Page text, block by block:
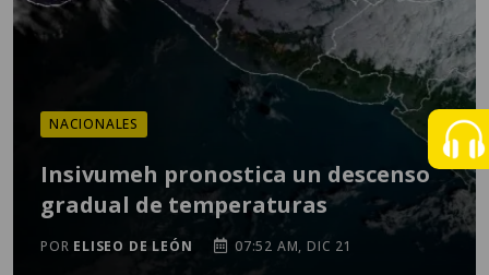
NACIONALES
Insivumeh pronostica un descenso
gradual de temperaturas
POR ELISEO DE LEÓN 07:52 AM, DIC 21